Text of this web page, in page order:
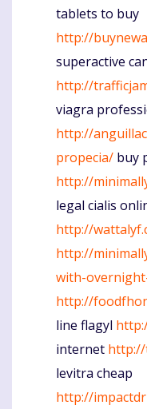
tablets to buy
http://
superactive
http://
viagra
http://
propecia/ buy
http://
legal cialis
http://
http://
with-
http://
line flagyl
internet
levitra cheap
http://